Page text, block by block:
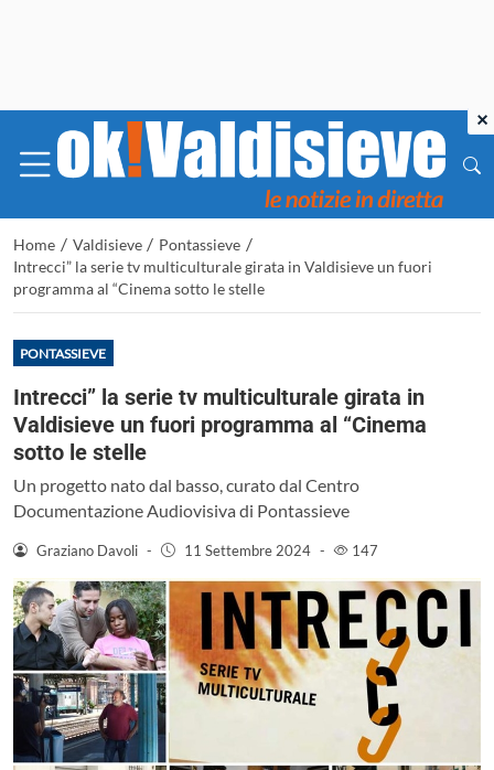
Home / Valdisieve / Pontassieve /
Intrecci” la serie tv multiculturale girata in Valdisieve un fuori
programma al “Cinema sotto le stelle
PONTASSIEVE
Intrecci” la serie tv multiculturale girata in
Valdisieve un fuori programma al “Cinema
sotto le stelle
Un progetto nato dal basso, curato dal Centro
Documentazione Audiovisiva di Pontassieve
Graziano Davoli - 11 Settembre 2024 - 147
×